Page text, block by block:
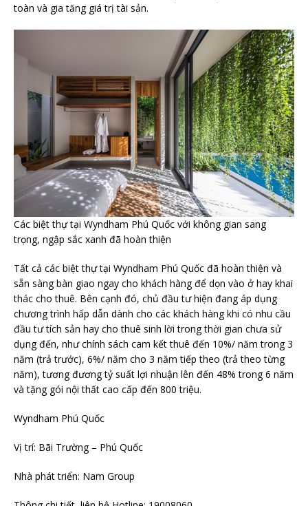
toàn và gia tăng giá trị tài sản.
Các biệt thự tại Wyndham Phú Quốc với không gian sang
trọng, ngập sắc xanh đã hoàn thiện
Tất cả các biệt thự tại Wyndham Phú Quốc đã hoàn thiện và
sẵn sàng bàn giao ngay cho khách hàng để dọn vào ở hay khai
thác cho thuê. Bên cạnh đó, chủ đầu tư hiện đang áp dụng
chương trình hấp dẫn dành cho các khách hàng khi có nhu cầu
đầu tư tích sản hay cho thuê sinh lời trong thời gian chưa sử
dụng đến, như chính sách cam kết thuê đến 10%/ năm trong 3
năm (trả trước), 6%/ năm cho 3 năm tiếp theo (trả theo từng
năm), tương đương tỷ suất lợi nhuận lên đến 48% trong 6 năm
và tặng gói nội thất cao cấp đến 800 triệu.
Wyndham Phú Quốc
Vị trí: Bãi Trường – Phú Quốc
Nhà phát triển: Nam Group